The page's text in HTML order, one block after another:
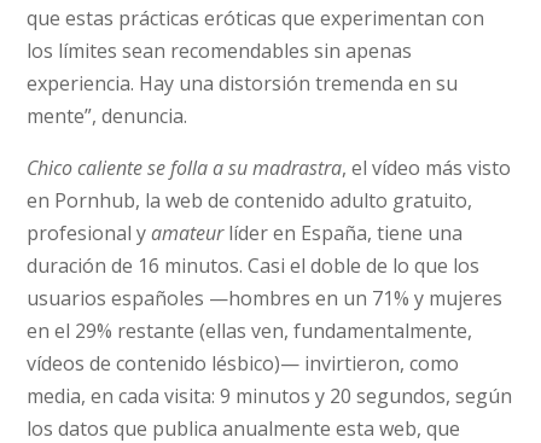
que estas prácticas eróticas que experimentan con
los límites sean recomendables sin apenas
experiencia. Hay una distorsión tremenda en su
mente”, denuncia.
Chico caliente se folla a su madrastra, el vídeo más visto
en Pornhub, la web de contenido adulto gratuito,
profesional yamateurlíder en España, tiene una
duración de 16 minutos. Casi el doble de lo que los
usuarios españoles —hombres en un 71% y mujeres
en el 29% restante (ellas ven, fundamentalmente,
vídeos de contenido lésbico)— invirtieron, como
media, en cada visita: 9 minutos y 20 segundos, según
los datos que publica anualmente esta web, que